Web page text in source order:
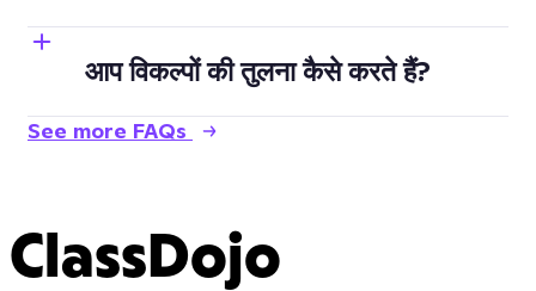
आप विकल्पों की तुलना कैसे करते हैं?
See more FAQs
ClassDojo